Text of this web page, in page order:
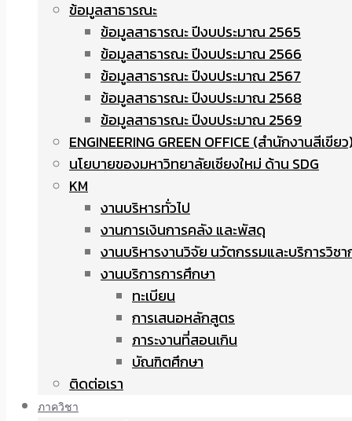
ข้อมูลสาธารณะ
ข้อมูลสาธารณะ ปีงบประมาณ 2565
ข้อมูลสาธารณะ ปีงบประมาณ 2566
ข้อมูลสาธารณะ ปีงบประมาณ 2567
ข้อมูลสาธารณะ ปีงบประมาณ 2568
ข้อมูลสาธารณะ ปีงบประมาณ 2569
ENGINEERING GREEN OFFICE (สำนักงานสีเขีย
นโยบายของมหาวิทยาลัยเชียงใหม่ ด้าน SDG
KM
งานบริหารทั่วไป
งานการเงินการคลัง และพัสดุ
งานบริหารงานวิจัย นวัตกรรมและบริการวิชา
งานบริการการศึกษา
ทะเบียน
การเสนอหลักสูตร
ภาระงานที่สอนเกิน
บัณฑิตศึกษา
ติดต่อเรา
ภาควิชา